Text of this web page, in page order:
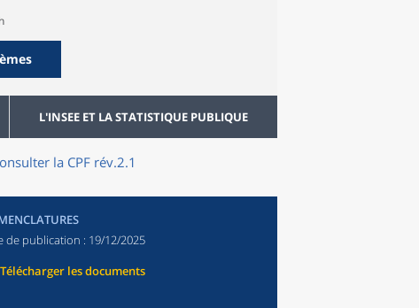
L'INSEE ET LA STATISTIQUE PUBLIQUE
la CPF rév.2.1
de publication : 19/12/2025
Télécharger les documents